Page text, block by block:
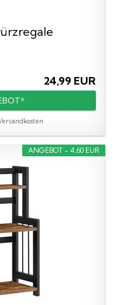
24,99 EUR
ANGEBOT - 4,60 EUR